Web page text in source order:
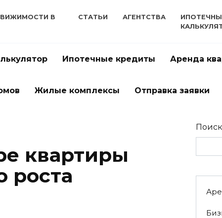
В
СТАТЬИ АГЕНТСТВА
Ипотечные кредиты Аренда
Жилые комплексы Отправка заявки
квартиры
роста
Поиск